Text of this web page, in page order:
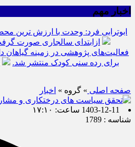
اخبار مهم
ابوترابی فرد: وحدت با ارزش ترین
ازابتدای سالجاری صورت گرفت؛ روکش ۴۴۷ کیلومتر از
فعالیت‌های پژوهشی در زمینه گیاهان
برای رده سنی کودک منتشر شد.
صفحه اصلی » گروه » اخبار
1403-12-11 ساعت: ۱۷:۱۰
شناسه : 1789